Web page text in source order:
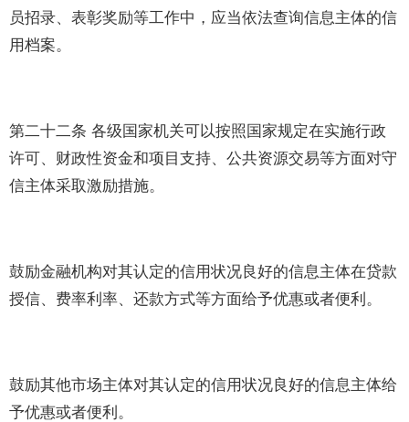
员招录、表彰奖励等工作中，应当依法查询信息主体的信
用档案。
第二十二条 各级国家机关可以按照国家规定在实施行政
许可、财政性资金和项目支持、公共资源交易等方面对守
信主体采取激励措施。
鼓励金融机构对其认定的信用状况良好的信息主体在贷款
授信、费率利率、还款方式等方面给予优惠或者便利。
鼓励其他市场主体对其认定的信用状况良好的信息主体给
予优惠或者便利。